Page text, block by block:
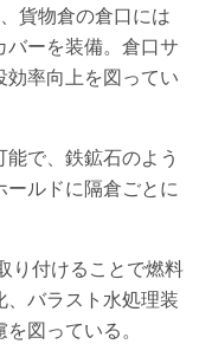
貨物倉の倉口には
ーを装備。倉口サ
率向上を図ってい
で、鉄鉱石のよう
ルドに隔倉ごとに
り付けることで燃料
バラスト水処理装
図っている。